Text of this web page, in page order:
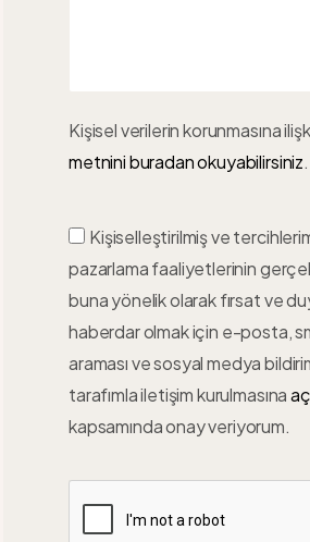
Kişisel verilerin korunmasına
metnini buradan okuyabilirsiniz.
Kişiselleştirilmiş ve
pazarlama faaliyetlerinin
buna yönelik olarak fırsat ve
haberdar olmak için e-posta,
araması ve sosyal medya
tarafımla iletişim kurulmasına
kapsamında onay veriyorum.